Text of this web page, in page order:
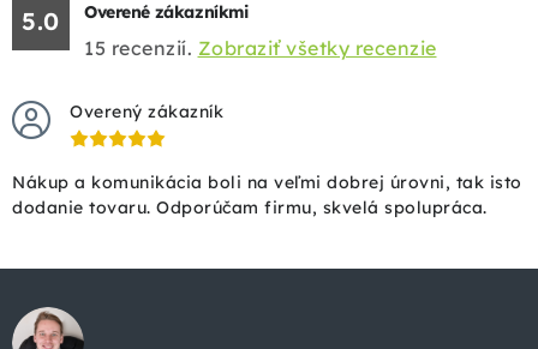
5.0 Overené zákazníkmi
15 recenzií. Zobraziť všetky recenzie
Overený zákazník
Nákup a komunikácia boli na veľmi dobrej úrovni, tak isto
dodanie tovaru. Odporúčam firmu, skvelá spolupráca.
á